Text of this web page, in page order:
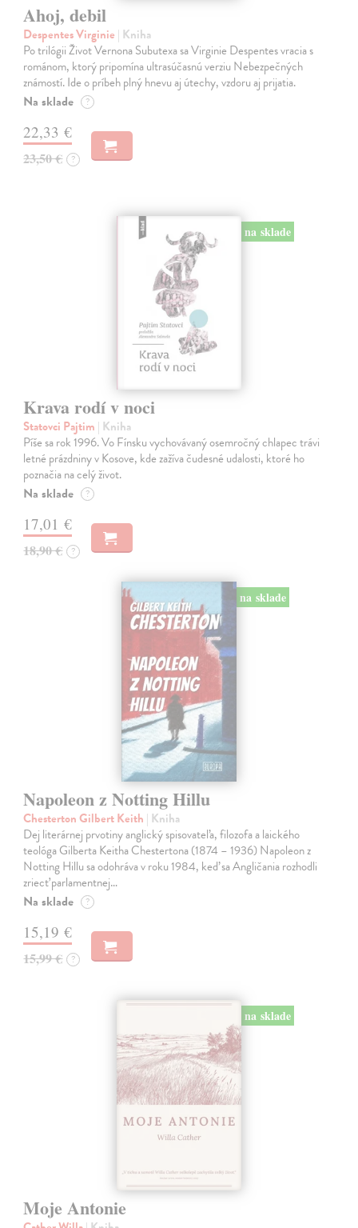
Ahoj, debil
Despentes Virginie | Kniha
Po trilógii Život Vernona Subutexa sa Virginie Despentes vracia s
románom, ktorý pripomína ultrasúčasnú verziu Nebezpečných
známostí. Ide o príbeh plný hnevu aj útechy, vzdoru aj prijatia.
Na sklade ?
22,33 €
23,50 € ?
na sklade
Krava rodí v noci
Statovci Pajtim | Kniha
Píše sa rok 1996. Vo Fínsku vychovávaný osemročný chlapec trávi
letné prázdniny v Kosove, kde zažíva čudesné udalosti, ktoré ho
poznačia na celý život.
Na sklade ?
17,01 €
18,90 € ?
na sklade
Napoleon z Notting Hillu
Chesterton Gilbert Keith | Kniha
Dej literárnej prvotiny anglický spisovateľa, filozofa a laického
teológa Gilberta Keitha Chestertona (1874 – 1936) Napoleon z
Notting Hillu sa odohráva v roku 1984, keď sa Angličania rozhodli
zriecť parlamentnej…
Na sklade ?
15,19 €
15,99 € ?
na sklade
Moje Antonie